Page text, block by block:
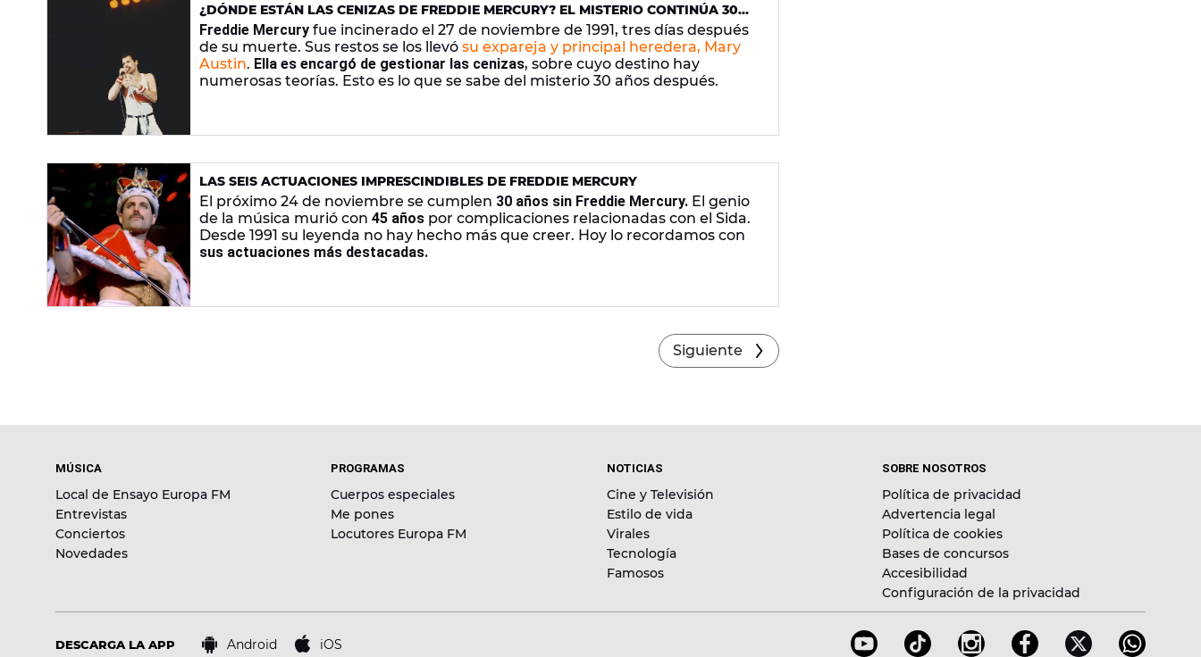
¿DÓNDE ESTÁN LAS CENIZAS DE FREDDIE MERCURY? EL MISTERIO CONTINÚA 30
AÑOS DESPUÉS DE SU MUERTE
Freddie Mercury fue incinerado el 27 de noviembre de 1991, tres días después
de su muerte. Sus restos se los llevó su expareja y principal heredera, Mary
Austin. Ella es encargó de gestionar las cenizas, sobre cuyo destino hay
numerosas teorías. Esto es lo que se sabe del misterio 30 años después.
LAS SEIS ACTUACIONES IMPRESCINDIBLES DE FREDDIE MERCURY
El próximo 24 de noviembre se cumplen 30 años sin Freddie Mercury. El genio
de la música murió con 45 años por complicaciones relacionadas con el Sida.
Desde 1991 su leyenda no hay hecho más que creer. Hoy lo recordamos con
sus actuaciones más destacadas.
Siguiente
MÚSICA
Local de Ensayo Europa FM
Entrevistas
Conciertos
Novedades
PROGRAMAS
Cuerpos especiales
Me pones
Locutores Europa FM
NOTICIAS
Cine y Televisión
Estilo de vida
Virales
Tecnología
Famosos
SOBRE NOSOTROS
Política de privacidad
Advertencia legal
Política de cookies
Bases de concursos
Accesibilidad
Configuración de la privacidad
DESCARGA LA APP Android iOS